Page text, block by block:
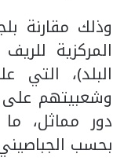
وذلك مقارنة
المركزية
البلد)،
وشعبيتهم على
دور مماثل،
بحسب